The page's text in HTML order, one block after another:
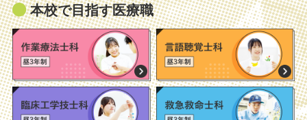
本校で目指す医療職